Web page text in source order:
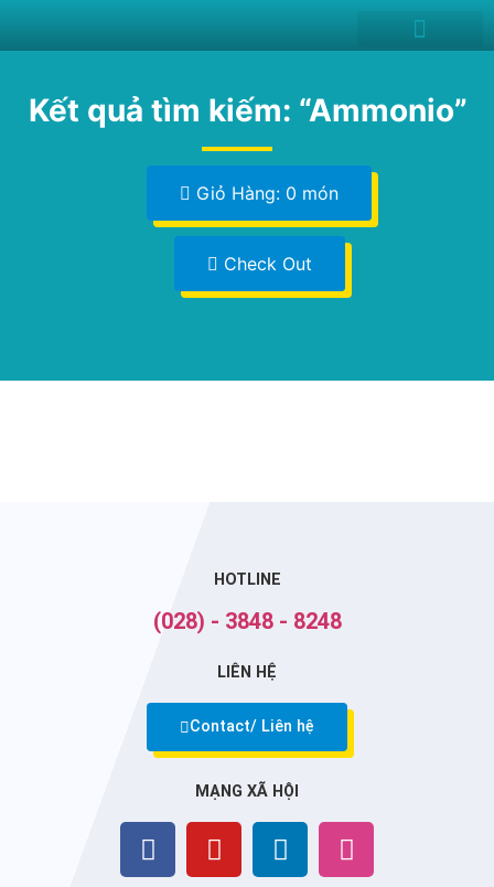
Kết quả tìm kiếm: “Ammonio”
Giỏ Hàng: 0 món
Check Out
HOTLINE
(028) - 3848 - 8248
LIÊN HỆ
Contact/ Liên hệ
MẠNG XÃ HỘI